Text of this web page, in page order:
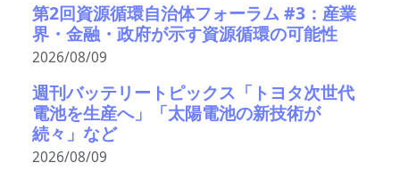
第2回資源循環自治体フォーラム #3：産業
界・金融・政府が示す資源循環の可能性
2026/08/09
週刊バッテリートピックス「トヨタ次世代
電池を生産へ」「太陽電池の新技術が
続々」など
2026/08/09